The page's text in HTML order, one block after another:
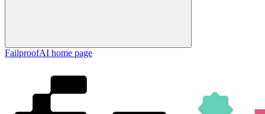
FailproofAI home page